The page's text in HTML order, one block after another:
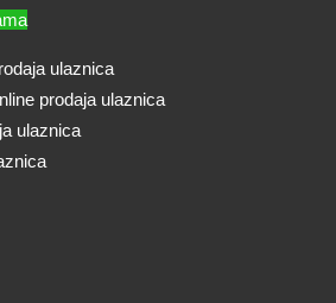
ulaznica
prodaja ulaznica
ulaznica